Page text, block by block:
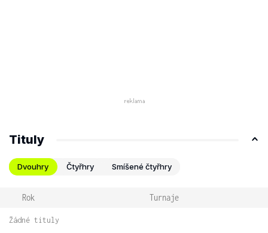
Tituly
Dvouhry Čtyřhry Smíšené čtyřhry
Rok Turnaje
Žádné tituly